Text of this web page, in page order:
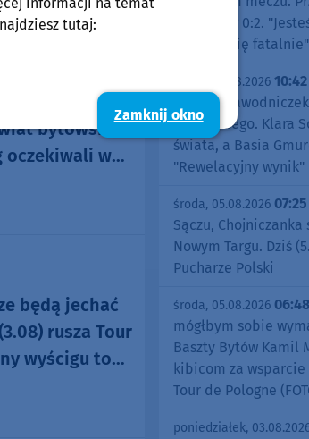
de Pologne.
bytowski.
oczekiwali w
będą jechać
rusza Tour
wyścigu to
Nowy Targ 0:2.
Czujemy się fatalnie"
środa, 05.08.2026 10:42
sukcesy
Żeglarskiego. Klara
świata, a Basia
"Rewelacyjny wynik"
środa, 05.08.2026 07:25
Sączu,
Nowym Targu. Dziś
Pucharze Polski
środa, 05.08.2026 06:48
mógłbym sobie
Baszty Bytów Kamil
kibicom za
Tour de Pologne
poniedziałek,
tutaj:
Zamknij okno